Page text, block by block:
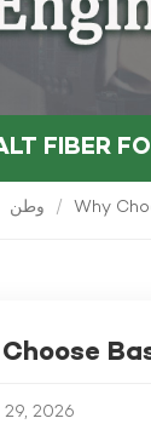
FIBER
وطن / Why
2026